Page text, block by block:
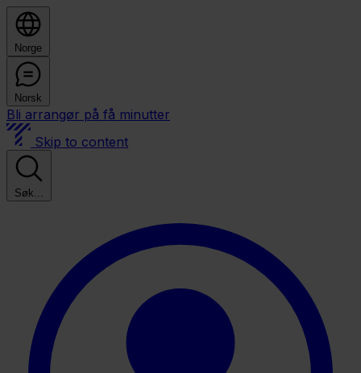
Norge
Norsk
Bli arrangør på få minutter
Skip to content
Søk...